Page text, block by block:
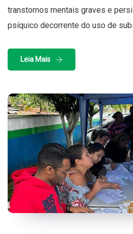
transtornos mentais graves e
psíquico decorrente do uso de
Leia Mais